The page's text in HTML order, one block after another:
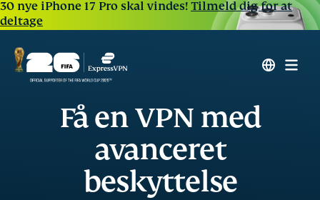
30 nye iPhone 17 Pro skal vindes!Tilmeld dig for at
deltage
Få en VPN med
avanceret
beskyttelse